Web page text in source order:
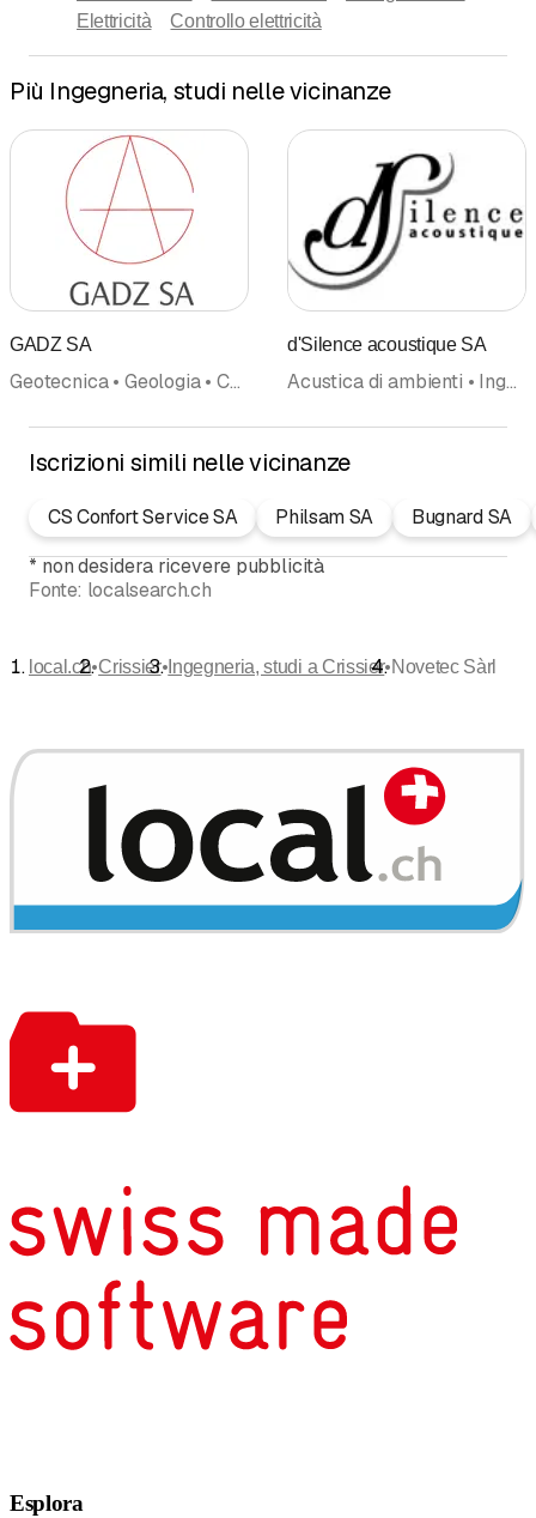
Elettricità
Controllo elettricità
Più Ingegneria, studi nelle vicinanze
GADZ SA
Geotecnica • Geologia • Costruzione, consulenza per la • Gestione ambientale • Ingegneria, studi • Ispezione delle Fondamenta • Acque sotterranee
d'Silence acoustique SA
Acustica di ambienti • Ingegneria, studi • Protezione fonica • Costruzione, consulenza per la
Iscrizioni simili nelle vicinanze
CS Confort Service SA Philsam SA
Bugnard SA
* non desidera ricevere pubblicità
Fonte: localsearch.ch
local.ch•Crissier• Ingegneria, studi a Crissier•Novetec Sàrl
Esplora